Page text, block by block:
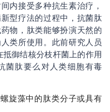
内接受多种抗生素治疗，
型疗法的过程中，抗菌肽
物，肽类能够扮演天然的
类所使用。此前研究人员
御结核分枝杆菌上的作用
菌肽要么对人类细胞有毒
旋藻中的肽类分子或具有